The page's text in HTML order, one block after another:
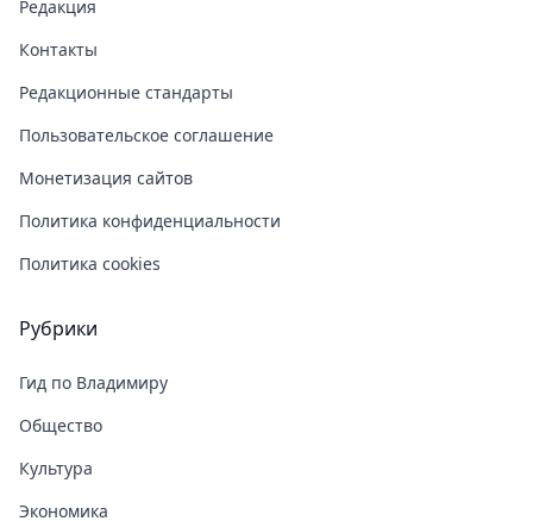
Редакция
Контакты
Редакционные стандарты
Пользовательское соглашение
Монетизация сайтов
Политика конфиденциальности
Политика cookies
Рубрики
Гид по Владимиру
Общество
Культура
Экономика